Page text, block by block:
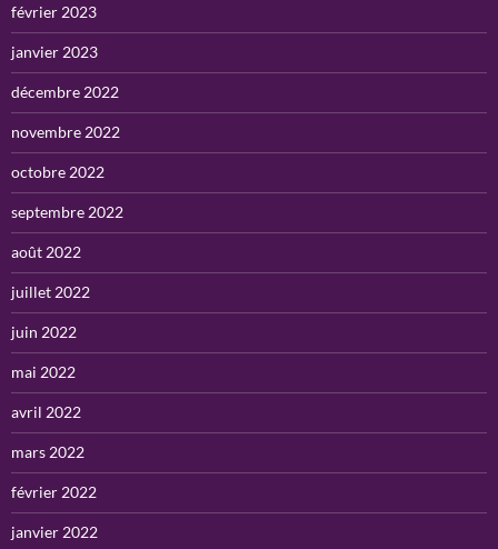
février 2023
janvier 2023
décembre 2022
novembre 2022
octobre 2022
septembre 2022
août 2022
juillet 2022
juin 2022
mai 2022
avril 2022
mars 2022
février 2022
janvier 2022